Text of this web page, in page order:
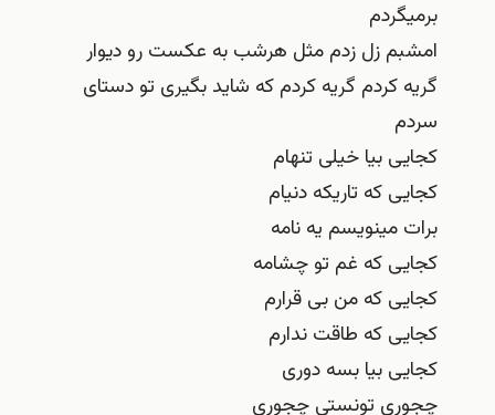
زل زدم مثل هرشب به عکست رو دیوار
کردم گریه کردم که شاید بگیری تو دستای
بیا خیلی تنهام
که تاریکه دنیام
یه نامه
که غم تو چشامه
که من بی قرارم
که طاقت ندارم
بیا بسه دوری
تونستی چجوری